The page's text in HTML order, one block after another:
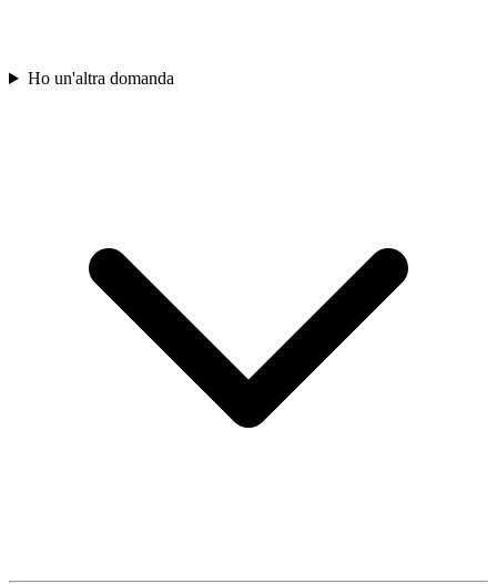
Ho un'altra domanda